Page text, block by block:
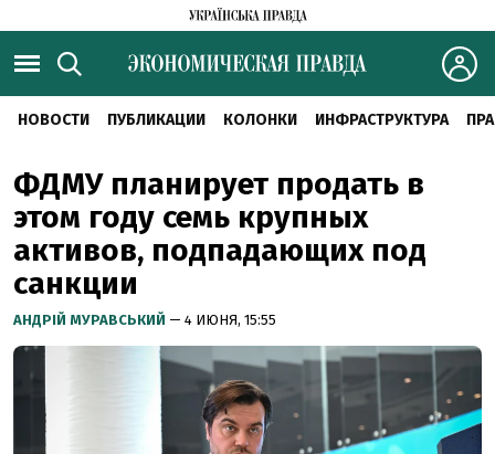
НОВОСТИ ПУБЛИКАЦИИ КОЛОНКИ ИНФРАСТРУКТУРА
ФДМУ планирует продать в
этом году семь крупных
активов, подпадающих под
санкции
АНДРІЙ МУРАВСЬКИЙ — 4 ИЮНЯ, 15:55